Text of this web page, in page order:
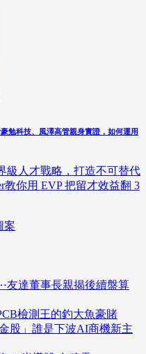
勉科技、風澤高管親身實證，如何運用
級人才戰略，打造不可替代
教你用 EVP 把留才效益翻 3
友達董事長親揭後續盤算
檢測王的釣大魚豪賭
股」誰是下波AI商機新主